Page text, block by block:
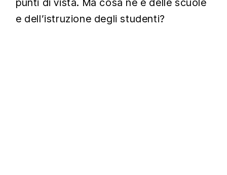
punti di vista. Ma cosa ne è delle scuole
e dell’istruzione degli studenti?